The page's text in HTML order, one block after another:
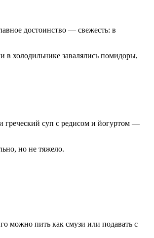
достоинство — свежесть: в
в холодильнике завалялись помидоры,
греческий суп с редисом и йогуртом —
но не тяжело.
можно пить как смузи или подавать с